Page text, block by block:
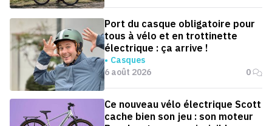
Port du casque obligatoire pour
tous à vélo et en trottinette
électrique : ça arrive !
Casques
6 août 2026
0
Ce nouveau vélo électrique Scott
cache bien son jeu : son moteur